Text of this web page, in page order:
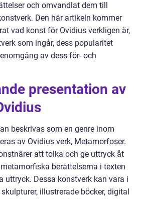
och omvandlat dem till
Den här artikeln kommer
vad konst för Ovidius verkligen är,
som ingår, dess popularitet
av dess för- och
presentation av
beskrivas som en genre inom
av Ovidius verk, Metamorfoser.
att tolka och ge uttryck åt
berättelserna i texten
uttryck. Dessa konstverk kan vara i
illustrerade böcker, digital